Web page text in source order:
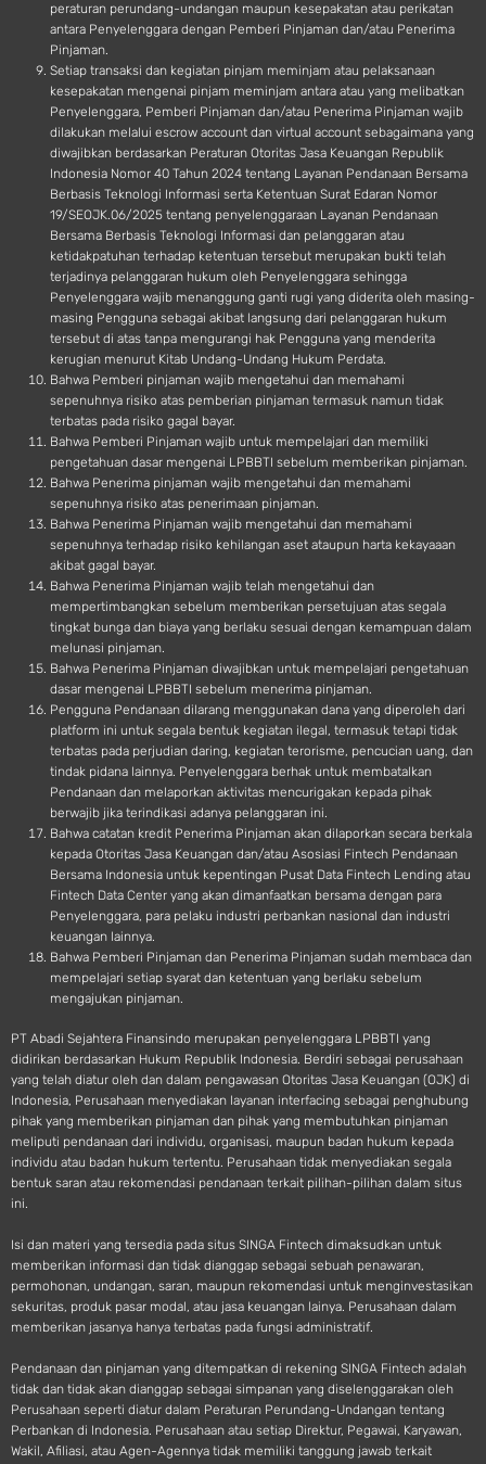
peraturan perundang-undangan maupun kesepakatan atau perikatan
antara Penyelenggara dengan Pemberi Pinjaman dan/atau Penerima
Pinjaman.
Setiap transaksi dan kegiatan pinjam meminjam atau pelaksanaan
kesepakatan mengenai pinjam meminjam antara atau yang melibatkan
Penyelenggara, Pemberi Pinjaman dan/atau Penerima Pinjaman wajib
dilakukan melalui escrow account dan virtual account sebagaimana yang
diwajibkan berdasarkan Peraturan Otoritas Jasa Keuangan Republik
Indonesia Nomor 40 Tahun 2024 tentang Layanan Pendanaan Bersama
Berbasis Teknologi Informasi serta Ketentuan Surat Edaran Nomor
19/SEOJK.06/2025 tentang penyelenggaraan Layanan Pendanaan
Bersama Berbasis Teknologi Informasi dan pelanggaran atau
ketidakpatuhan terhadap ketentuan tersebut merupakan bukti telah
terjadinya pelanggaran hukum oleh Penyelenggara sehingga
Penyelenggara wajib menanggung ganti rugi yang diderita oleh masing-
masing Pengguna sebagai akibat langsung dari pelanggaran hukum
tersebut di atas tanpa mengurangi hak Pengguna yang menderita
kerugian menurut Kitab Undang-Undang Hukum Perdata.
Bahwa Pemberi pinjaman wajib mengetahui dan memahami
sepenuhnya risiko atas pemberian pinjaman termasuk namun tidak
terbatas pada risiko gagal bayar.
Bahwa Pemberi Pinjaman wajib untuk mempelajari dan memiliki
pengetahuan dasar mengenai LPBBTI sebelum memberikan pinjaman.
Bahwa Penerima pinjaman wajib mengetahui dan memahami
sepenuhnya risiko atas penerimaan pinjaman.
Bahwa Penerima Pinjaman wajib mengetahui dan memahami
sepenuhnya terhadap risiko kehilangan aset ataupun harta kekayaaan
akibat gagal bayar.
Bahwa Penerima Pinjaman wajib telah mengetahui dan
mempertimbangkan sebelum memberikan persetujuan atas segala
tingkat bunga dan biaya yang berlaku sesuai dengan kemampuan dalam
melunasi pinjaman.
Bahwa Penerima Pinjaman diwajibkan untuk mempelajari pengetahuan
dasar mengenai LPBBTI sebelum menerima pinjaman.
Pengguna Pendanaan dilarang menggunakan dana yang diperoleh dari
platform ini untuk segala bentuk kegiatan ilegal, termasuk tetapi tidak
terbatas pada perjudian daring, kegiatan terorisme, pencucian uang, dan
tindak pidana lainnya. Penyelenggara berhak untuk membatalkan
Pendanaan dan melaporkan aktivitas mencurigakan kepada pihak
berwajib jika terindikasi adanya pelanggaran ini.
Bahwa catatan kredit Penerima Pinjaman akan dilaporkan secara berkala
kepada Otoritas Jasa Keuangan dan/atau Asosiasi Fintech Pendanaan
Bersama Indonesia untuk kepentingan Pusat Data Fintech Lending atau
Fintech Data Center yang akan dimanfaatkan bersama dengan para
Penyelenggara, para pelaku industri perbankan nasional dan industri
keuangan lainnya.
Bahwa Pemberi Pinjaman dan Penerima Pinjaman sudah membaca dan
mempelajari setiap syarat dan ketentuan yang berlaku sebelum
mengajukan pinjaman.
PT Abadi Sejahtera Finansindo merupakan penyelenggara LPBBTI yang
didirikan berdasarkan Hukum Republik Indonesia. Berdiri sebagai perusahaan
yang telah diatur oleh dan dalam pengawasan Otoritas Jasa Keuangan (OJK) di
Indonesia, Perusahaan menyediakan layanan interfacing sebagai penghubung
pihak yang memberikan pinjaman dan pihak yang membutuhkan pinjaman
meliputi pendanaan dari individu, organisasi, maupun badan hukum kepada
individu atau badan hukum tertentu. Perusahaan tidak menyediakan segala
bentuk saran atau rekomendasi pendanaan terkait pilihan-pilihan dalam situs
ini.
Isi dan materi yang tersedia pada situs SINGA Fintech dimaksudkan untuk
memberikan informasi dan tidak dianggap sebagai sebuah penawaran,
permohonan, undangan, saran, maupun rekomendasi untuk menginvestasikan
sekuritas, produk pasar modal, atau jasa keuangan lainya. Perusahaan dalam
memberikan jasanya hanya terbatas pada fungsi administratif.
Pendanaan dan pinjaman yang ditempatkan di rekening SINGA Fintech adalah
tidak dan tidak akan dianggap sebagai simpanan yang diselenggarakan oleh
Perusahaan seperti diatur dalam Peraturan Perundang-Undangan tentang
Perbankan di Indonesia. Perusahaan atau setiap Direktur, Pegawai, Karyawan,
Wakil, Afiliasi, atau Agen-Agennya tidak memiliki tanggung jawab terkait